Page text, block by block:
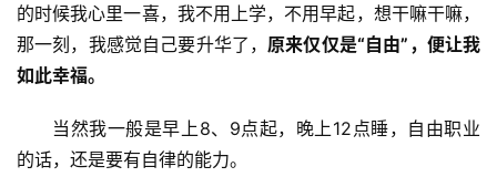
的时候我心里一喜，我不用上学，不用早起，想干嘛干嘛，
那一刻，我感觉自己要升华了，原来仅仅是“自由”，便让我
如此幸福。
当然我一般是早上8、9点起，晚上12点睡，自由职业
的话，还是要有自律的能力。